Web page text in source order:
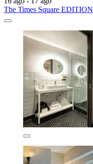
The Times Square EDITION